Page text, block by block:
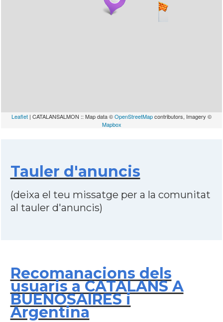
Leaflet | CATALANSALMON :: Map data ©OpenStreetMapcontributors, Imagery ©
Mapbox
Tauler d'anuncis
(deixa el teu missatge per a la comunitat
al tauler d'anuncis)
Recomanacions dels
usuaris a CATALANS A
BUENOSAIRES i
Argentina